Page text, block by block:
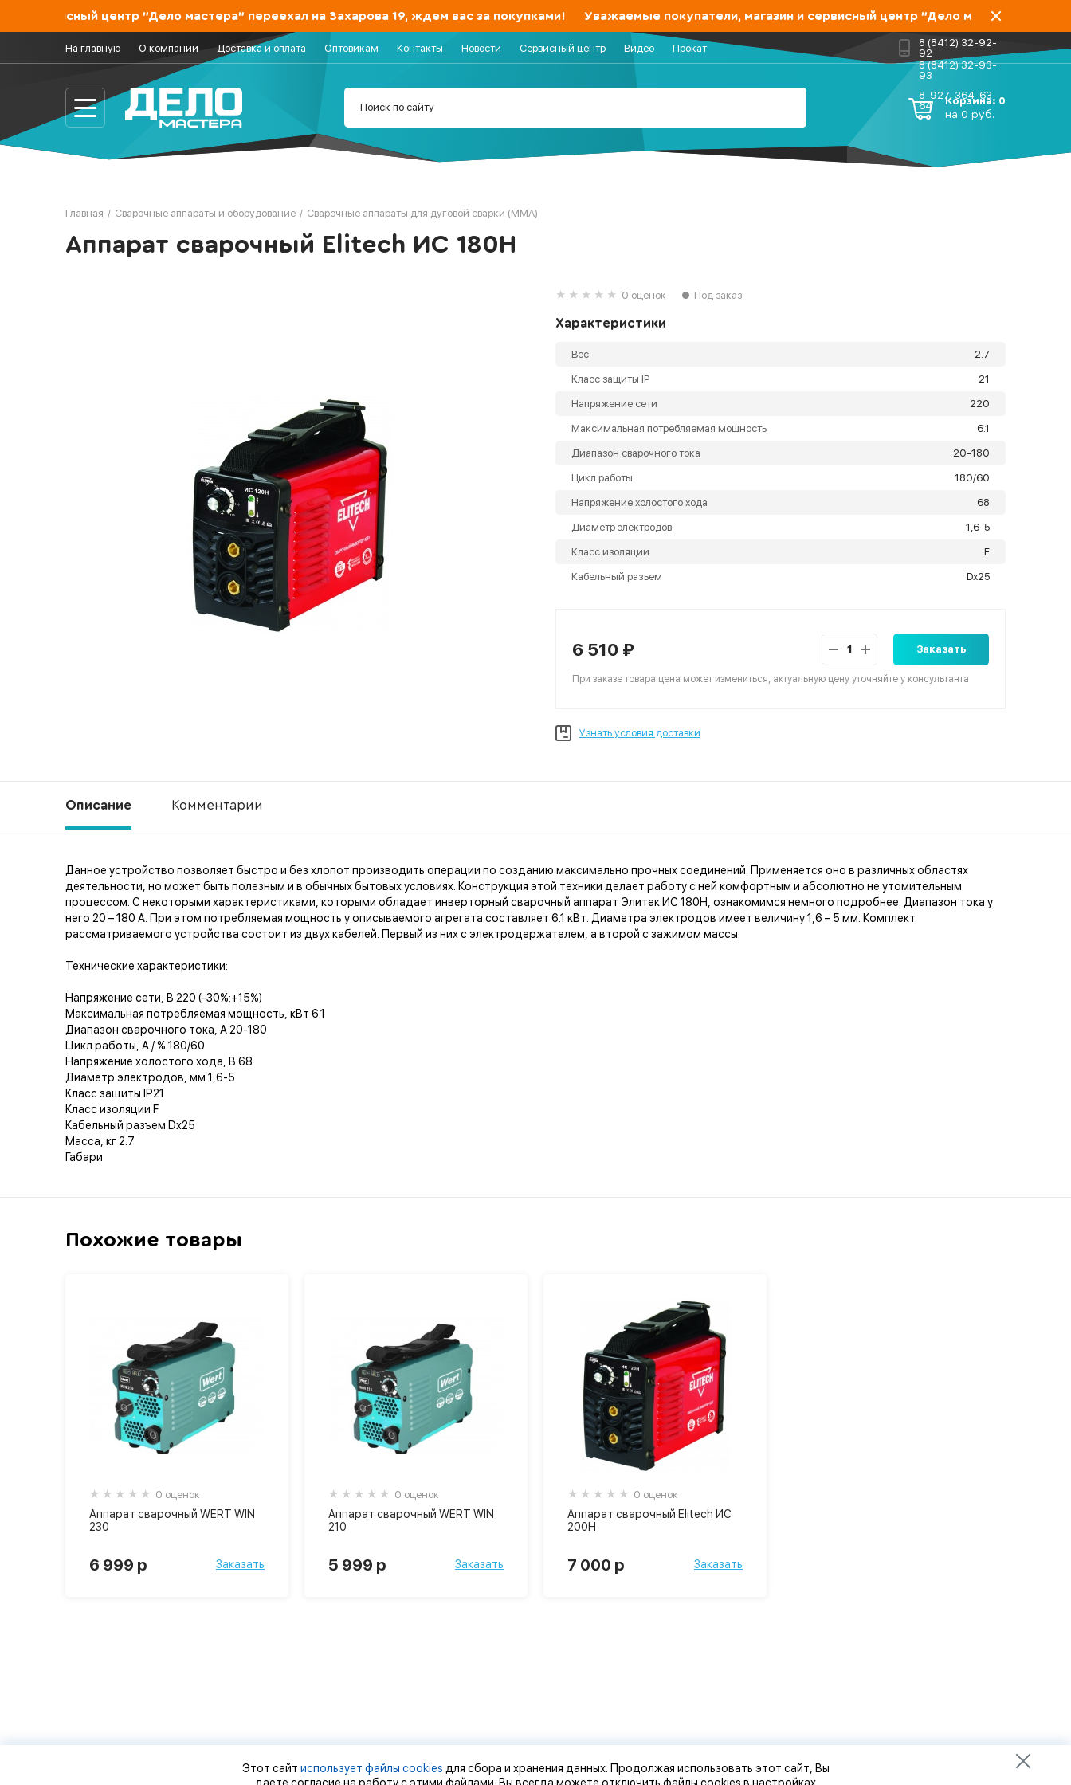
сервисный центр "Дело мастера" переехал на Захарова 19, ждем вас за покупками! Уважаемые покупатели, магазин и сервисный центр "Дело мастера"
На главную О компании Доставка и оплата Оптовикам Контакты Новости Сервисный центр Видео Прокат
8 (8412) 32-92-
92
8 (8412) 32-93-
93
8-927-364-63-
64
Корзина: 0
на 0 руб.
Главная / Сварочные аппараты и оборудование / Сварочные аппараты для дуговой сварки (MMA)
Аппарат сварочный Elitech ИС 180Н
0 оценок Под заказ
Характеристики
Вес 2.7
Класс защиты IP 21
Напряжение сети 220
Максимальная потребляемая мощность 6.1
Диапазон сварочного тока 20-180
Цикл работы 180/60
Напряжение холостого хода 68
Диаметр электродов 1,6-5
Класс изоляции F
Кабельный разъем Dx25
6 510 ₽ Заказать
При заказе товара цена может измениться, актуальную цену уточняйте у консультанта
Узнать условия доставки
Описание Комментарии
Данное устройство позволяет быстро и без хлопот производить операции по созданию максимально прочных соединений. Применяется оно в различных областях
деятельности, но может быть полезным и в обычных бытовых условиях. Конструкция этой техники делает работу с ней комфортным и абсолютно не утомительным
процессом. С некоторыми характеристиками, которыми обладает инверторный сварочный аппарат Элитек ИС 180Н, ознакомимся немного подробнее. Диапазон тока у
него 20 – 180 А. При этом потребляемая мощность у описываемого агрегата составляет 6.1 кВт. Диаметра электродов имеет величину 1,6 – 5 мм. Комплект
рассматриваемого устройства состоит из двух кабелей. Первый из них с электродержателем, а второй с зажимом массы.
Технические характеристики:
Напряжение сети, В 220 (-30%;+15%)
Максимальная потребляемая мощность, кВт 6.1
Диапазон сварочного тока, А 20-180
Цикл работы, А / % 180/60
Напряжение холостого хода, В 68
Диаметр электродов, мм 1,6-5
Класс защиты IP21
Класс изоляции F
Кабельный разъем Dx25
Масса, кг 2.7
Габари
Похожие товары
0 оценок
Аппарат сварочный WERT WIN
230
6 999 р Заказать
0 оценок
Аппарат сварочный WERT WIN
210
5 999 р Заказать
0 оценок
Аппарат сварочный Elitech ИС
200Н
7 000 р Заказать
Этот сайт использует файлы cookies для сбора и хранения данных. Продолжая использовать этот сайт, Вы